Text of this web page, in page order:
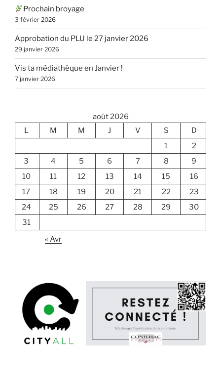
Prochain broyage
3 février 2026
Approbation du PLU le 27 janvier 2026
29 janvier 2026
Vis ta médiathèque en Janvier !
7 janvier 2026
août 2026
L
M M J V S
D
1
2
3
4 5 6 7 8
9
10
11 12 13 14 15
16
17
18 19 20 21 22
23
24
25 26 27 28 29
30
31
« Avr